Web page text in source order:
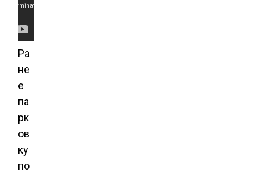
Ра
не
е
па
рк
ов
ку
по